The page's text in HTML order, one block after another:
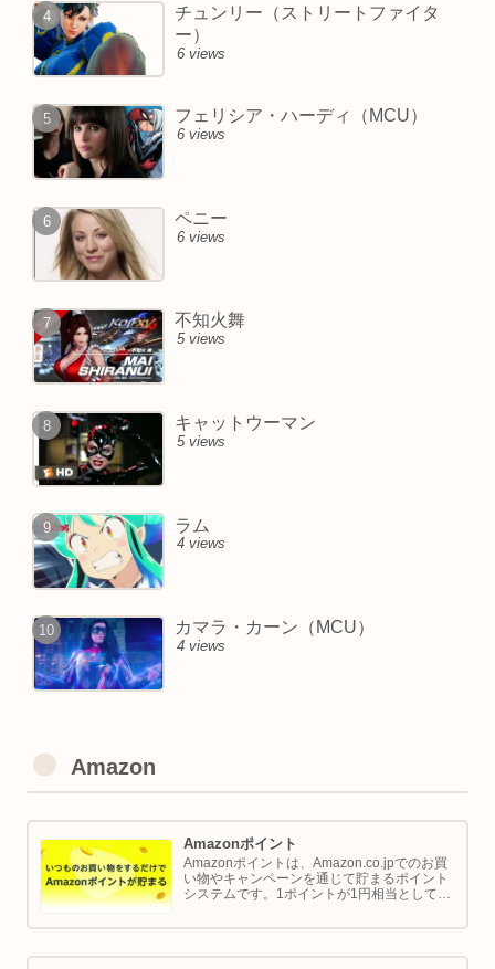
チュンリー（ストリートファイタ
ー）
6 views
フェリシア・ハーディ（MCU）
6 views
ペニー
6 views
不知火舞
5 views
キャットウーマン
5 views
ラム
4 views
カマラ・カーン（MCU）
4 views
Amazon
Amazonポイント
Amazonポイントは、Amazon.co.jpでのお買
い物やキャンペーンを通じて貯まるポイント
システムです。1ポイントが1円相当として、
では Amazon ポイントの使い方と貯め方を解